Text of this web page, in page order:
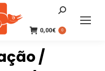
Search:
0,00€ 0
/